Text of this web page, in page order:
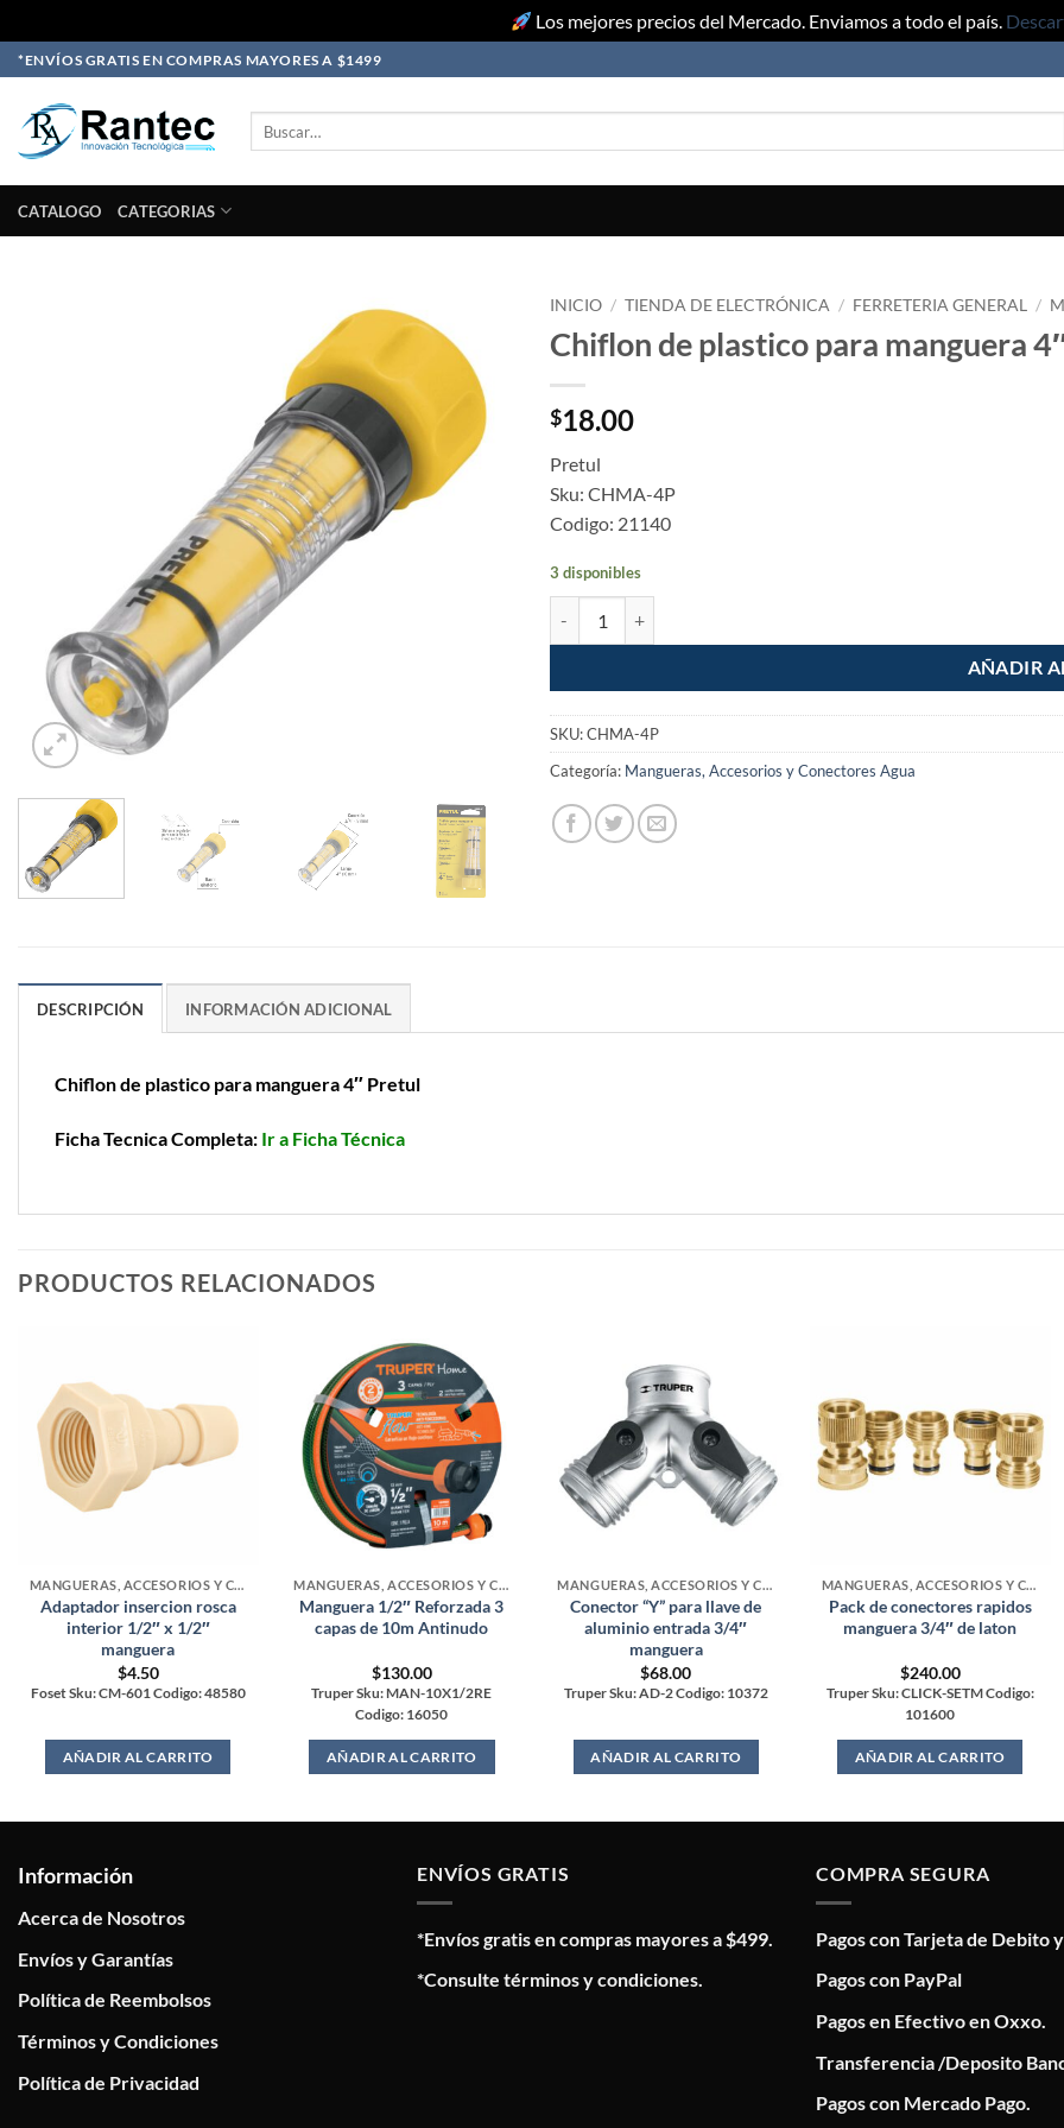
Los mejores precios del Mercado. Enviamos a todo el país.
Skip
to
content
*ENVÍOS GRATIS EN COMPRAS MAYORES A $1499
CATALOGO CATEGORIAS
INICIO / TIENDA DE ELECTRÓNICA / FERRETERIA GENERAL /
Chiflon de plastico para manguera
$18.00
Pretul
Sku: CHMA-4P
Codigo: 21140
3 disponibles
AÑADIR
SKU:CHMA-4P
Categoría: Mangueras, Accesorios y Conectores Agua
DESCRIPCIÓN INFORMACIÓN ADICIONAL
Chiflon de plastico para manguera 4″ Pretul
Ficha Tecnica Completa: Ir a Ficha Técnica
PRODUCTOS RELACIONADOS
MANGUERAS, ACCESORIOS Y CONECTORES AGUA
Adaptador insercion rosca
interior 1/2″ x 1/2″
manguera
$4.50
Foset Sku: CM-601 Codigo: 48580
AÑADIR AL CARRITO
MANGUERAS, ACCESORIOS Y CONECTORES AGUA
Manguera 1/2″ Reforzada 3
capas de 10m Antinudo
$130.00
Truper Sku: MAN-10X1/2RE
Codigo: 16050
AÑADIR AL CARRITO
MANGUERAS, ACCESORIOS Y CONECTORES AGUA
Conector “Y” para llave de
aluminio entrada 3/4″
manguera
$68.00
Truper Sku: AD-2 Codigo: 10372
AÑADIR AL CARRITO
MANGUERAS, ACCESORIOS Y CONECTORES AGUA
Pack de conectores rapidos
manguera 3/4″ de laton
$240.00
Truper Sku: CLICK-SETM Codigo:
101600
AÑADIR AL CARRITO
Información
Acerca de Nosotros
Envíos y Garantías
Política de Reembolsos
Términos y Condiciones
Política de Privacidad
ENVÍOS GRATIS
*Envíos gratis en compras mayores a $499.
*Consulte términos y condiciones.
COMPRA SEGURA
Pagos con Tarjeta de Debito
Pagos con PayPal
Pagos en Efectivo en Oxxo.
Transferencia /Deposito
Pagos con Mercado Pago.